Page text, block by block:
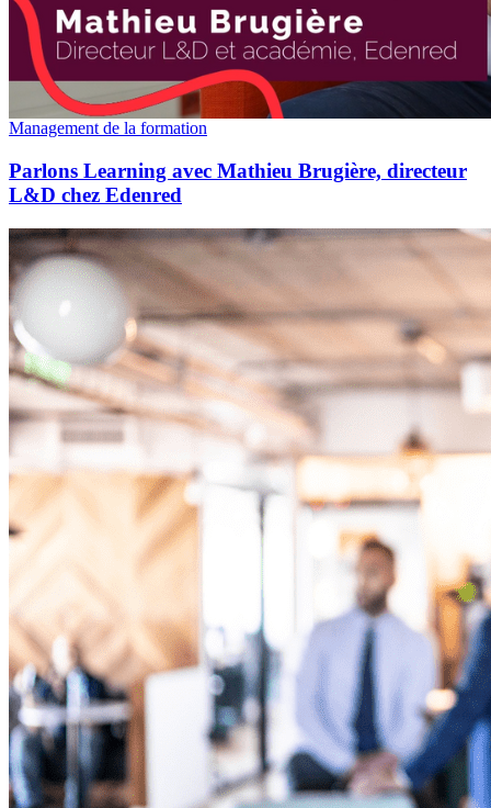
Management de la formation
Parlons Learning avec Mathieu Brugière, directeur
L&D chez Edenred